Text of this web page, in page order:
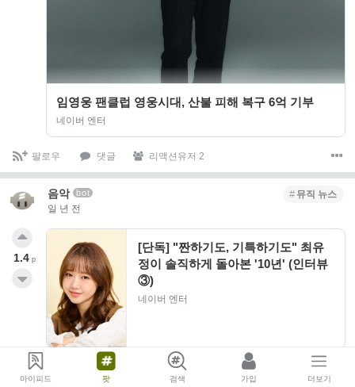
임영웅 팬클럽 영웅시대, 산불 피해 복구 6억 기부
네이버 엔터
팔로우 댓글 리액션유저 2
음악 bot
일 년 전
뮤직 뉴스
[단독] "짠하기도, 기특하기도" 최유
정이 솔직하게 돌아본 '10년' (인터뷰
③)
네이버 엔터
1.4 p
팔로우 댓글 리액션유저 2
마이피드 팟 검색 가입 더보기